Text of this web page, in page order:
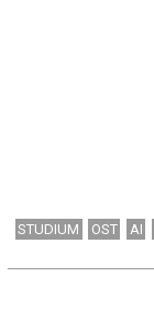
STUDIUM OST AI